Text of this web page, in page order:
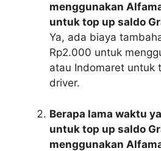
menggunakan
untuk top up saldo
Ya, ada biaya
Rp2.000 untuk
atau Indomaret untuk
driver.
Berapa lama waktu
untuk top up saldo
menggunakan